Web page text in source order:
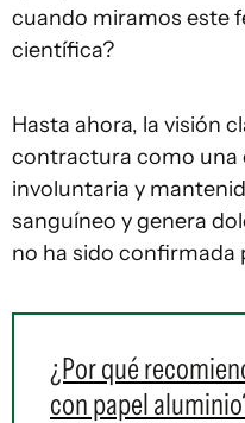
cuando miramos este
científica?
Hasta ahora, la visión
contractura como
involuntaria y
sanguíneo y genera
no ha sido confirmada
¿Por qué
con papel